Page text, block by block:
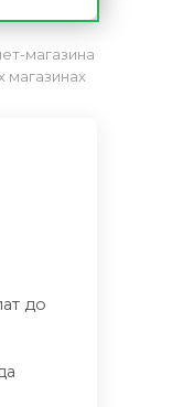
магазина
магазинах
до